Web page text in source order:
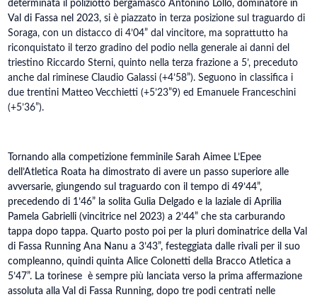
determinata il poliziotto bergamasco Antonino Lollo, dominatore in
Val di Fassa nel 2023, si è piazzato in terza posizione sul traguardo di
Soraga, con un distacco di 4’04” dal vincitore, ma soprattutto ha
riconquistato il terzo gradino del podio nella generale ai danni del
triestino Riccardo Sterni, quinto nella terza frazione a 5’, preceduto
anche dal riminese Claudio Galassi (+4’58”). Seguono in classifica i
due trentini Matteo Vecchietti (+5’23”9) ed Emanuele Franceschini
(+5’36”).
Tornando alla competizione femminile Sarah Aimee L’Epee
dell’Atletica Roata ha dimostrato di avere un passo superiore alle
avversarie, giungendo sul traguardo con il tempo di 49’44”,
precedendo di 1’46” la solita Gulia Delgado e la laziale di Aprilia
Pamela Gabrielli (vincitrice nel 2023) a 2’44” che sta carburando
tappa dopo tappa. Quarto posto poi per la pluri dominatrice della Val
di Fassa Running Ana Nanu a 3’43”, festeggiata dalle rivali per il suo
compleanno, quindi quinta Alice Colonetti della Bracco Atletica a
5’47”. La torinese è sempre più lanciata verso la prima affermazione
assoluta alla Val di Fassa Running, dopo tre podi centrati nelle